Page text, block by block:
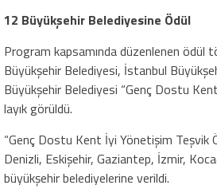
12 Büyükşehir Belediyesine Ödül
Program kapsamında düzenlenen ödül
Büyükşehir Belediyesi, İstanbul
Büyükşehir Belediyesi “Genç Dostu
layık görüldü.
“Genç Dostu Kent İyi Yönetişim Teşvik
Denizli, Eskişehir, Gaziantep, İzmir,
büyükşehir belediyelerine verildi.